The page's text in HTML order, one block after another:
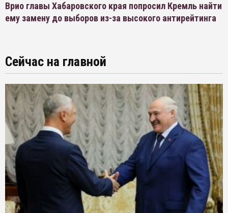
Врио главы Хабаровского края попросил Кремль найти
ему замену до выборов из-за высокого антирейтинга
Сейчас на главной